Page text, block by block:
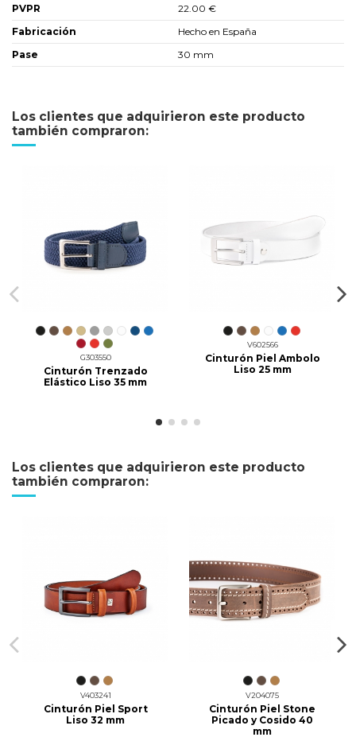
PVPR
22.00 €
Fabricación
Hecho en España
Pase
30 mm
Los clientes que adquirieron este producto
también compraron:
G303550
Cinturón Trenzado
Elástico Liso 35 mm
V602566
Cinturón Piel Ambolo
Liso 25 mm
Los clientes que adquirieron este producto
también compraron:
V403241
Cinturón Piel Sport
Liso 32 mm
V204075
Cinturón Piel Stone
Picado y Cosido 40
mm